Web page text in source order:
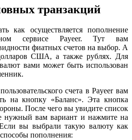
транзакций
как осуществляется пополнение
сервисе Payeer. Тут вам
фиатных счетов на выбор. А
США, а также рублях. Для
вами может быть использован
счета в Payeer вам
на кнопку «Баланс». Эта кнопка
После чего вы увидите список
нужный вам вариант и нажмите на
вы выбрали такую валюту как
пополнения: